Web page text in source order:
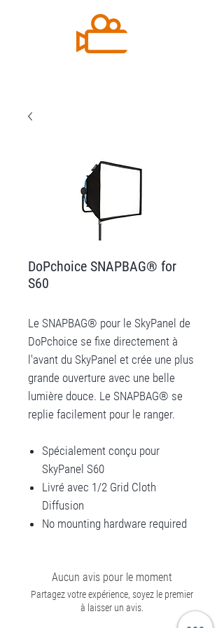
DoPchoice SNAPBAG® for
S60
Le SNAPBAG® pour le SkyPanel de
DoPchoice se fixe directement à
l'avant du SkyPanel et crée une plus
grande ouverture avec une belle
lumière douce. Le SNAPBAG® se
replie facilement pour le ranger.
Spécialement conçu pour
SkyPanel S60
Livré avec 1/2 Grid Cloth
Diffusion
No mounting hardware required
Aucun avis pour le moment
Partagez votre expérience, soyez le premier
à laisser un avis.